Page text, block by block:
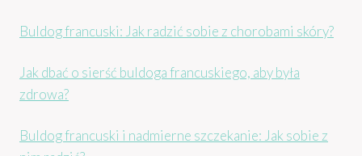
Buldog francuski: Jak radzić sobie z chorobami skóry?
Jak dbać o sierść buldoga francuskiego, aby była
zdrowa?
Buldog francuski i nadmierne szczekanie: Jak sobie z